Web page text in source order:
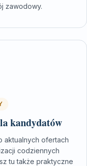
zawodowy.
kandydatów
aktualnych ofertach
codziennych
tu także praktyczne